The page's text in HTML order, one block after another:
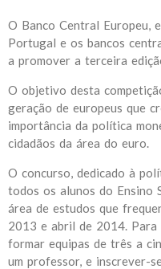
O Banco Central Europeu,
Portugal e os bancos
a promover a terceira
O objetivo desta
geração de europeus que
importância da política
cidadãos da área do euro.
O concurso, dedicado à
todos os alunos do Ensino
área de estudos que
2013 e abril de 2014. Para
formar equipas de três a
um professor, e inscrever-